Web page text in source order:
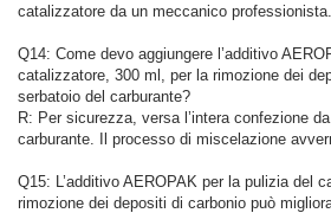
catalizzatore da un meccanico professionista.
Q14: Come devo aggiungere l’additivo
catalizzatore, 300 ml, per la rimozione dei
serbatoio del carburante?
R: Per sicurezza, versa l’intera confezione
carburante. Il processo di miscelazione
Q15: L’additivo AEROPAK per la pulizia del
rimozione dei depositi di carbonio può